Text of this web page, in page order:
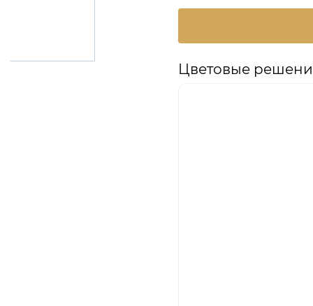
Цветовые